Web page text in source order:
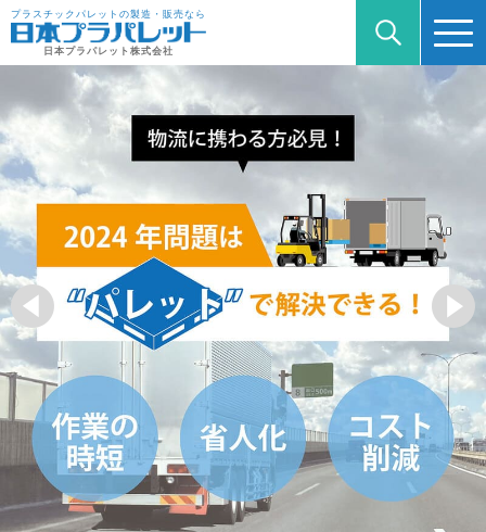
プラスチックパレットの製造・販売なら
日本プラパレット株式会社